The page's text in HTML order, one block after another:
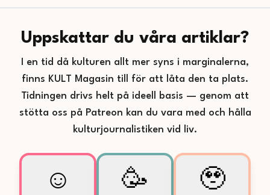
Uppskattar du våra artiklar?
I en tid då kulturen allt mer syns i marginalerna,
finns KULT Magasin till för att låta den ta plats.
Tidningen drivs helt på ideell basis — genom att
stötta oss på Patreon kan du vara med och hålla
kulturjournalistiken vid liv.
☺️ 🥳 🥹